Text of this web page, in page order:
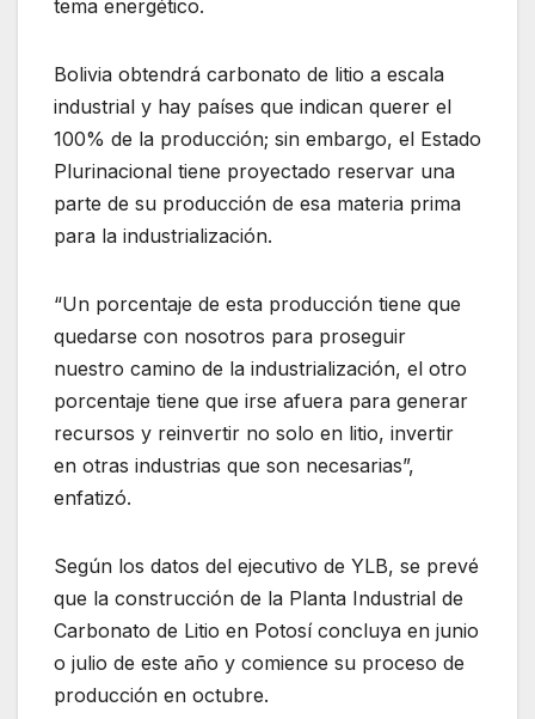
tema energético.
Bolivia obtendrá carbonato de litio a escala
industrial y hay países que indican querer el
100% de la producción; sin embargo, el Estado
Plurinacional tiene proyectado reservar una
parte de su producción de esa materia prima
para la industrialización.
“Un porcentaje de esta producción tiene que
quedarse con nosotros para proseguir
nuestro camino de la industrialización, el otro
porcentaje tiene que irse afuera para generar
recursos y reinvertir no solo en litio, invertir
en otras industrias que son necesarias”,
enfatizó.
Según los datos del ejecutivo de YLB, se prevé
que la construcción de la Planta Industrial de
Carbonato de Litio en Potosí concluya en junio
o julio de este año y comience su proceso de
producción en octubre.